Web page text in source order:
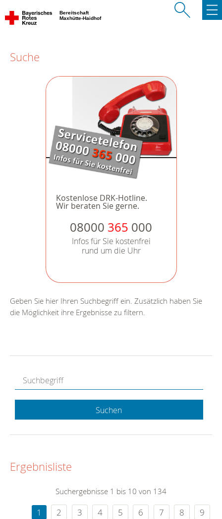
Bereitschaft
Maxhütte-Haidhof
Suche
Kostenlose DRK-Hotline.
Wir beraten Sie gerne.
08000 365 000
Infos für Sie kostenfrei
rund um die Uhr
Geben Sie hier Ihren Suchbegriff ein. Zusätzlich haben Sie
die Möglichkeit ihre Ergebnisse zu filtern.
Suchen
Ergebnisliste
Suchergebnisse 1 bis 10 von 134
1 2 3 4 5 6 7 8
9